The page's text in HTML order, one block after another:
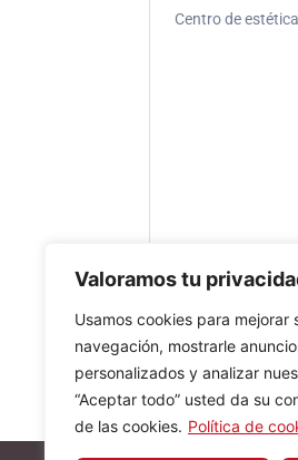
Valoramos tu
Usamos cookies para mejorar
navegación, mostrarle
personalizados y analizar
“Aceptar todo” usted da su
de las cookies. Política de
Centro de estética